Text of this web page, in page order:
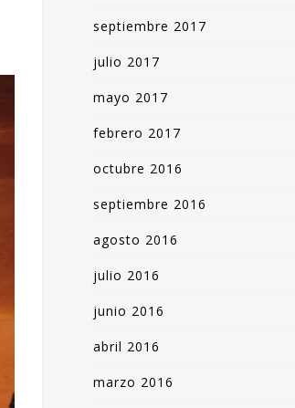
septiembre 2017
julio 2017
mayo 2017
febrero 2017
octubre 2016
septiembre 2016
agosto 2016
julio 2016
junio 2016
abril 2016
marzo 2016